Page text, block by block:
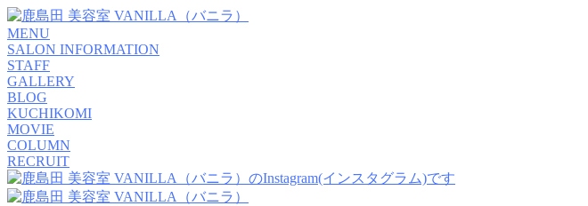
MENU
SALON INFORMATION
STAFF
GALLERY
BLOG
KUCHIKOMI
MOVIE
COLUMN
RECRUIT